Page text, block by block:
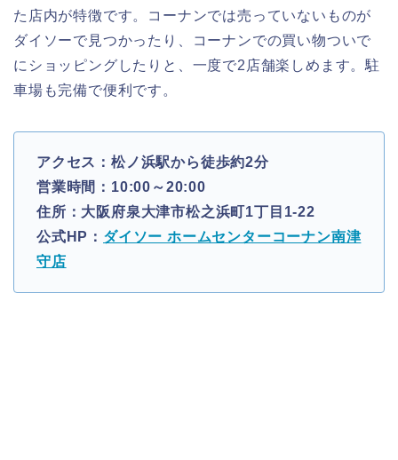
た店内が特徴です。コーナンでは売っていないものが
ダイソーで見つかったり、コーナンでの買い物ついで
にショッピングしたりと、一度で2店舗楽しめます。駐
車場も完備で便利です。
アクセス：松ノ浜駅から徒歩約2分
営業時間：10:00～20:00
住所：大阪府泉大津市松之浜町1丁目1-22
公式HP： ダイソー ホームセンターコーナン南津
守店